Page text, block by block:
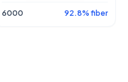
6000 92.8% fiber